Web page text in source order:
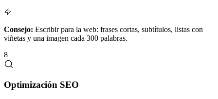
Consejo: Escribir para la web: frases cortas, subtítulos, listas con
viñetas y una imagen cada 300 palabras.
8
Optimización SEO